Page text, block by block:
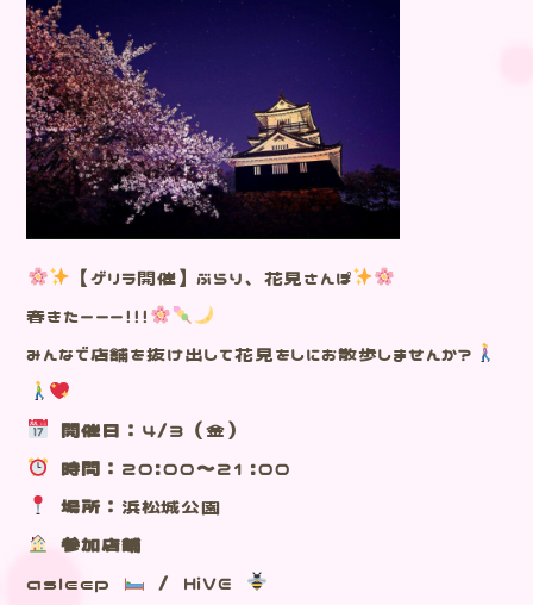
【ゲリラ開催】ぶらり、花見さんぽ
春きたーーー！！！
みんなで店舗を抜け出して花見をしにお散歩しませんか？
開催日 ：4/3（金）
時間 ：20:00～21:00
場所 ：浜松城公園
参加店舗
asleep
/ HiVE